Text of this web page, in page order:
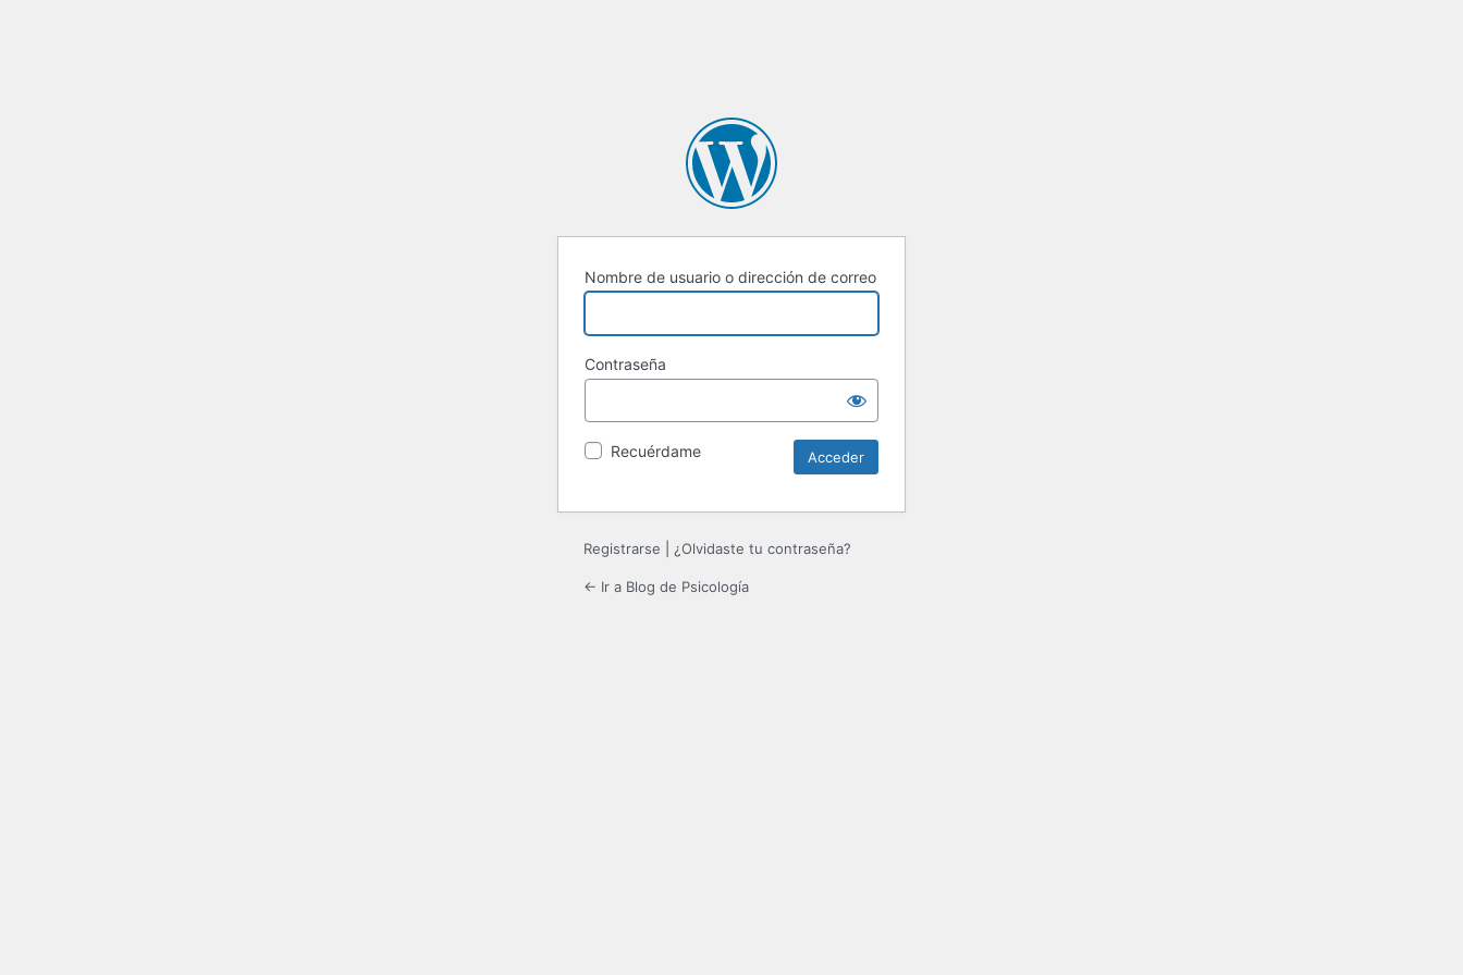
Nombre de usuario o dirección de correo
Contraseña
Recuérdame
Registrarse ¿Olvidaste tu contraseña?
← Ir a Blog de Psicología